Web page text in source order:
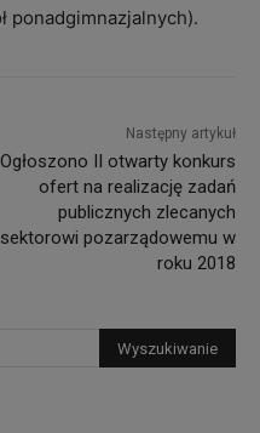
ponadgimnazjalnych).
Następny artykuł
Ogłoszono II otwarty konkurs
ofert na realizację zadań
publicznych zlecanych
sektorowi pozarządowemu w
roku 2018